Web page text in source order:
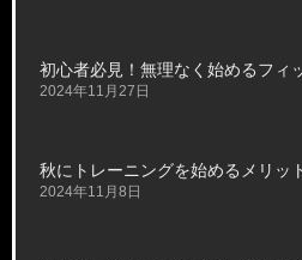
初心者必見！無理なく始めるフィ
2024年11月27日
秋にトレーニングを始めるメリッ
2024年11月8日